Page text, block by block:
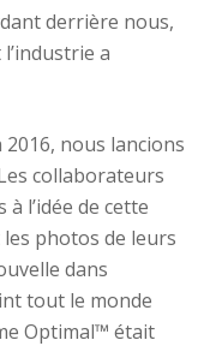
derrière nous,
a
nous lancions
collaborateurs
l’idée de cette
photos de leurs
dans
tout le monde
Optimal™ était